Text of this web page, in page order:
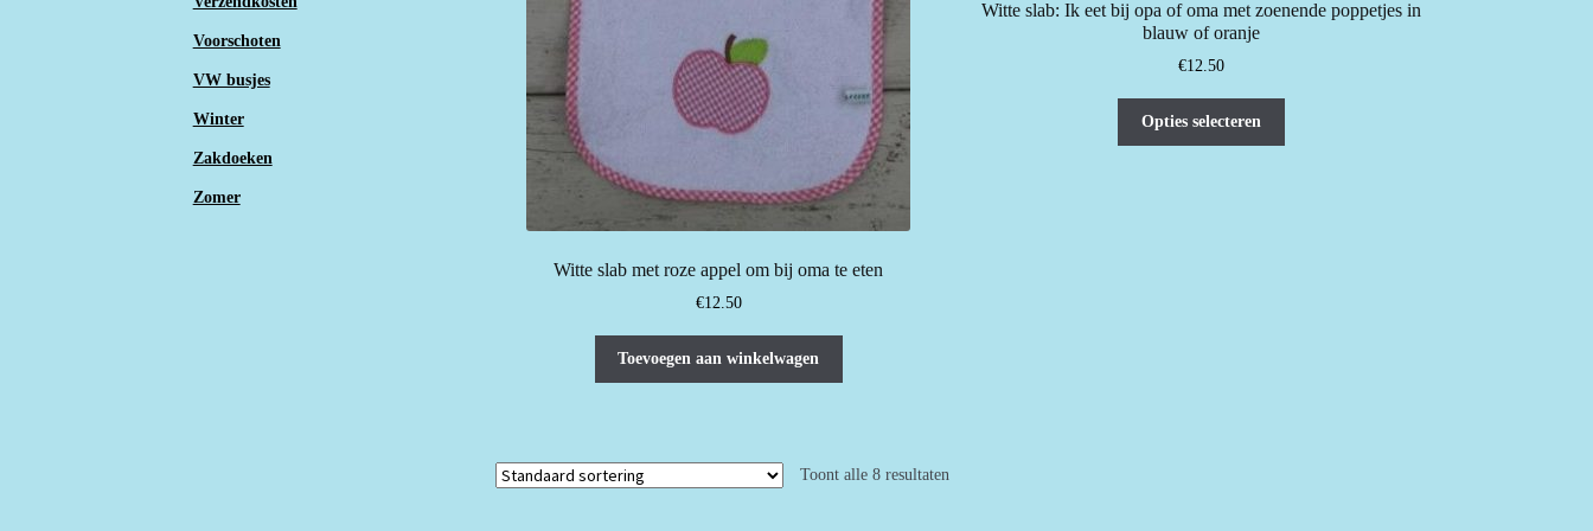
Witte slab met roze appel om bij oma te eten
€12.50
Toevoegen aan winkelwagen
Witte slab: Ik eet bij opa of oma met zoenende poppetjes in
blauw of oranje
€12.50
Opties selecteren
Toont alle 8 resultaten
Voorschoten
VW busjes
Winter
Zakdoeken
Zomer